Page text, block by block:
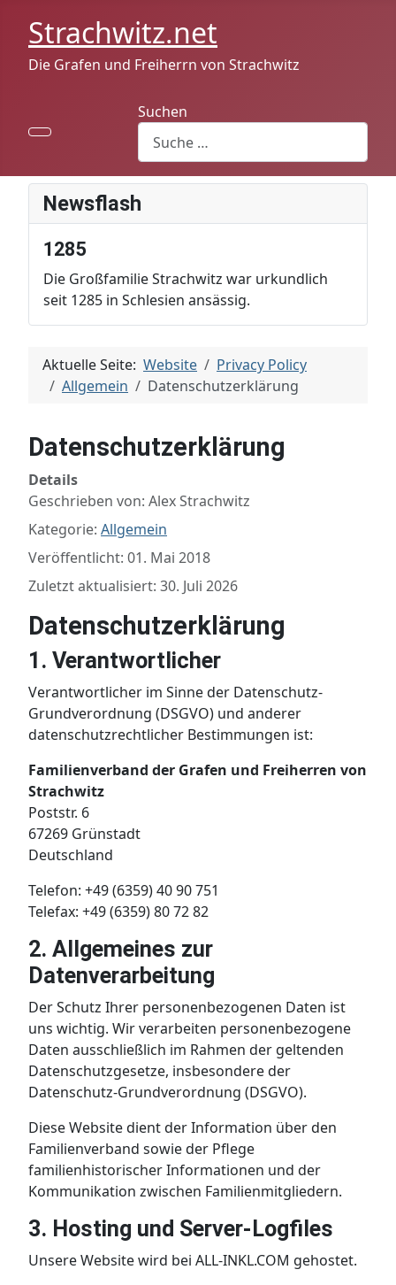
Strachwitz.net
Die Grafen und Freiherrn von Strachwitz
Suchen
Newsflash
1285
Die Großfamilie Strachwitz war urkundlich
seit 1285 in Schlesien ansässig.
Aktuelle Seite: Website
Privacy Policy
Allgemein
Datenschutzerklärung
Datenschutzerklärung
Details
Geschrieben von: Alex Strachwitz
Kategorie: Allgemein
Veröffentlicht: 01. Mai 2018
Zuletzt aktualisiert: 30. Juli 2026
Datenschutzerklärung
1. Verantwortlicher
Verantwortlicher im Sinne der Datenschutz-
Grundverordnung (DSGVO) und anderer
datenschutzrechtlicher Bestimmungen ist:
Familienverband der Grafen und Freiherren von
Strachwitz
Poststr. 6
67269 Grünstadt
Deutschland
Telefon: +49 (6359) 40 90 751
Telefax: +49 (6359) 80 72 82
2. Allgemeines zur
Datenverarbeitung
Der Schutz Ihrer personenbezogenen Daten ist
uns wichtig. Wir verarbeiten personenbezogene
Daten ausschließlich im Rahmen der geltenden
Datenschutzgesetze, insbesondere der
Datenschutz-Grundverordnung (DSGVO).
Diese Website dient der Information über den
Familienverband sowie der Pflege
familienhistorischer Informationen und der
Kommunikation zwischen Familienmitgliedern.
3. Hosting und Server-Logfiles
Unsere Website wird bei ALL-INKL.COM gehostet.